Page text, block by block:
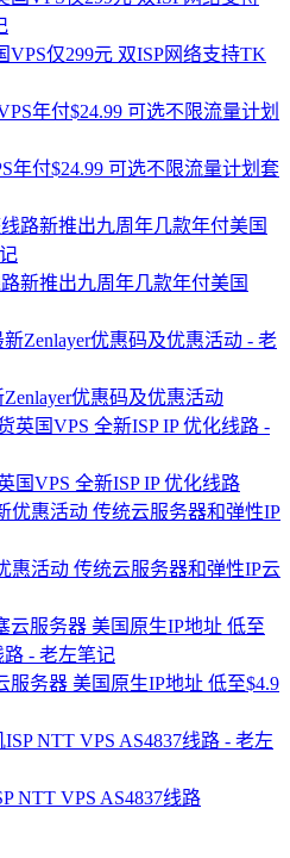
VPS仅299元 双ISP网络支持TK
年付$24.99 可选不限流量计划套
新推出九周年几款年付美国
优惠码及优惠活动
国VPS 全新ISP IP 优化线路
惠活动 传统云服务器和弹性IP云
服务器 美国原生IP地址 低至$4.9
NTT VPS AS4837线路